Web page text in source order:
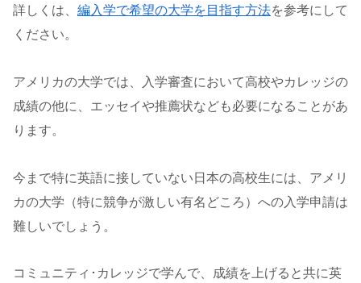
詳しくは、 編入学で希望の大学を目指す方法を参考にして
ください。
アメリカの大学では、入学審査において高校やカレッジの
成績の他に、エッセイや推薦状なども必要になることがあ
ります。
今まで特に英語に接していない日本の高校生には、アメリ
カの大学（特に競争が激しい有名どころ）への入学申請は
難しいでしょう。
コミュニティ･カレッジで学んで、成績を上げると共に英